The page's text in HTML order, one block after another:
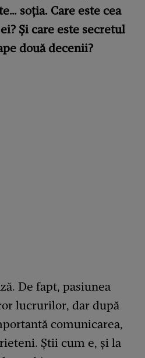
soția. Care este cea
Și care este secretul
două decenii?
De fapt, pasiunea
lucrurilor, dar după
comunicarea,
Știi cum e, și la